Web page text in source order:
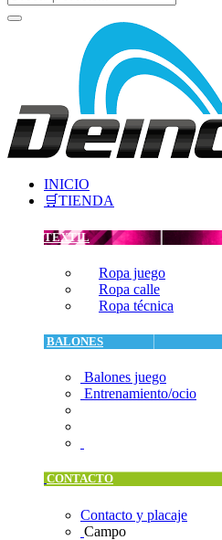
INICIO
🛒TIENDA
TEXTIL
Ropa juego
Ropa calle
Ropa técnica
BALONES
Balones juego
Entrenamiento/ocio
CONTACTO
Contacto y placaje
Campo